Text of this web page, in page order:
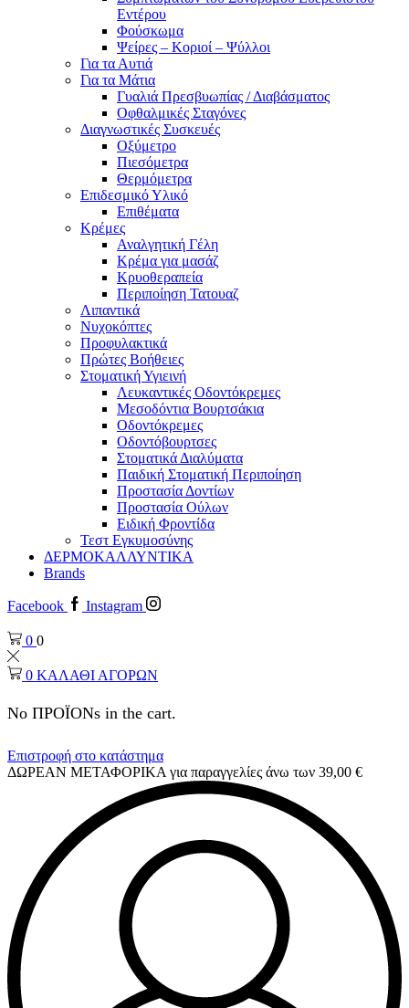
Εντέρου
Φούσκωμα
Ψείρες – Κοριοί – Ψύλλοι
Για τα Αυτιά
Για τα Μάτια
Γυαλιά Πρεσβυωπίας / Διαβάσματος
Οφθαλμικές Σταγόνες
Διαγνωστικές Συσκευές
Οξύμετρο
Πιεσόμετρα
Θερμόμετρα
Επιδεσμικό Υλικό
Επιθέματα
Κρέμες
Αναλγητική Γέλη
Κρέμα για μασάζ
Κρυοθεραπεία
Περιποίηση Τατουαζ
Λιπαντικά
Νυχοκόπτες
Προφυλακτικά
Πρώτες Βοήθειες
Στοματική Υγιεινή
Λευκαντικές Οδοντόκρεμες
Μεσοδόντια Βουρτσάκια
Οδοντόκρεμες
Οδοντόβουρτσες
Στοματικά Διαλύματα
Παιδική Στοματική Περιποίηση
Προστασία Δοντίων
Προστασία Ούλων
Ειδική Φροντίδα
Τεστ Εγκυμοσύνης
ΔΕΡΜΟΚΑΛΛΥΝΤΙΚΑ
Brands
Facebook Instagram
0 0
0 ΚΑΛΑΘΙ ΑΓΟΡΩΝ
No ΠΡΟΪΟΝs in the cart.
Επιστροφή στο κατάστημα
ΔΩΡΕΑΝ ΜΕΤΑΦΟΡΙΚΑ για παραγγελίες άνω των 39,00 €